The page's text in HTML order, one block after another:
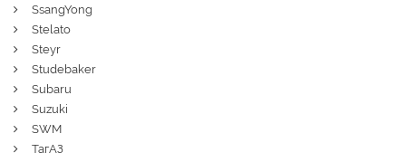
SsangYong
Stelato
Steyr
Studebaker
Subaru
Suzuki
SWM
ТагАЗ